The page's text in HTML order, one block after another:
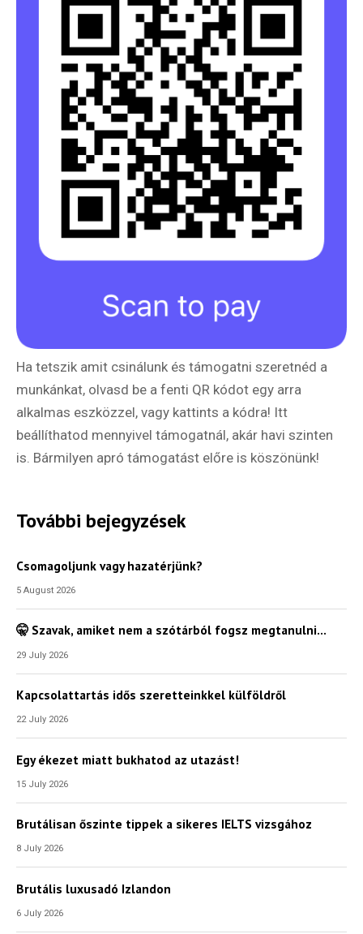
Ha tetszik amit csinálunk és támogatni szeretnéd a
munkánkat, olvasd be a fenti QR kódot egy arra
alkalmas eszközzel, vagy kattints a kódra! Itt
beállíthatod mennyivel támogatnál, akár havi szinten
is. Bármilyen apró támogatást előre is köszönünk!
További bejegyzések
Csomagoljunk vagy hazatérjünk?
5 August 2026
🤫 Szavak, amiket nem a szótárból fogsz megtanulni…
29 July 2026
Kapcsolattartás idős szeretteinkkel külföldről
22 July 2026
Egy ékezet miatt bukhatod az utazást!
15 July 2026
Brutálisan őszinte tippek a sikeres IELTS vizsgához
8 July 2026
Brutális luxusadó Izlandon
6 July 2026